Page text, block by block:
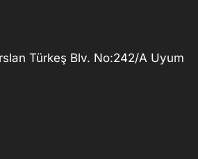
Türkeş Blv. No:242/A Uyum